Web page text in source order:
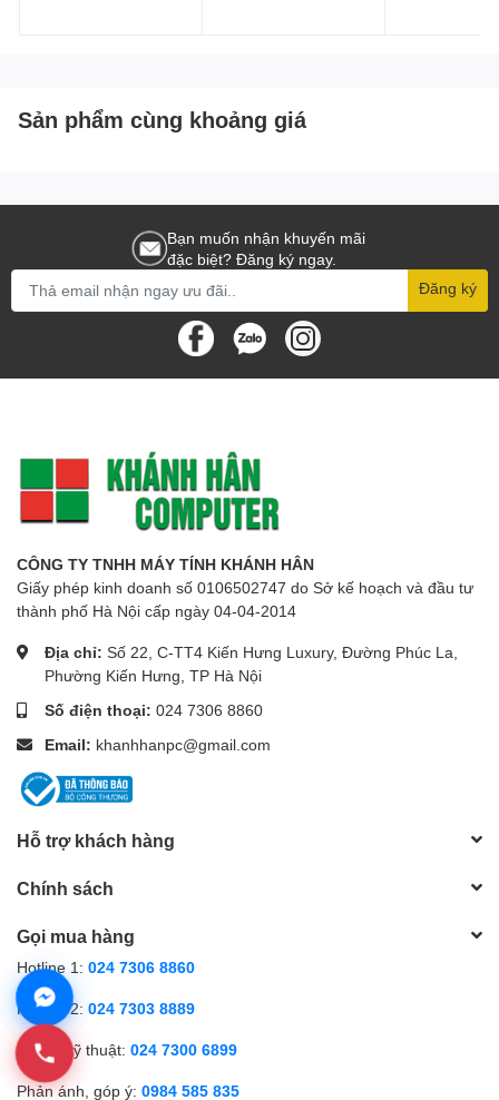
Sản phẩm cùng khoảng giá
Bạn muốn nhận khuyến mãi
đặc biệt? Đăng ký ngay.
Đăng ký
CÔNG TY TNHH MÁY TÍNH KHÁNH HÂN
Giấy phép kinh doanh số 0106502747 do Sở kế hoạch và đầu tư
thành phố Hà Nội cấp ngày 04-04-2014
Địa chỉ: Số 22, C-TT4 Kiến Hưng Luxury, Đường Phúc La,
Phường Kiến Hưng, TP Hà Nội
Số điện thoại: 024 7306 8860
Email: khanhhanpc@gmail.com
Hỗ trợ khách hàng
Chính sách
Gọi mua hàng
Hotline 1: 024 7306 8860
Hotline 2: 024 7303 8889
Hỗ trợ kỹ thuật: 024 7300 6899
Phản ánh, góp ý: 0984 585 835